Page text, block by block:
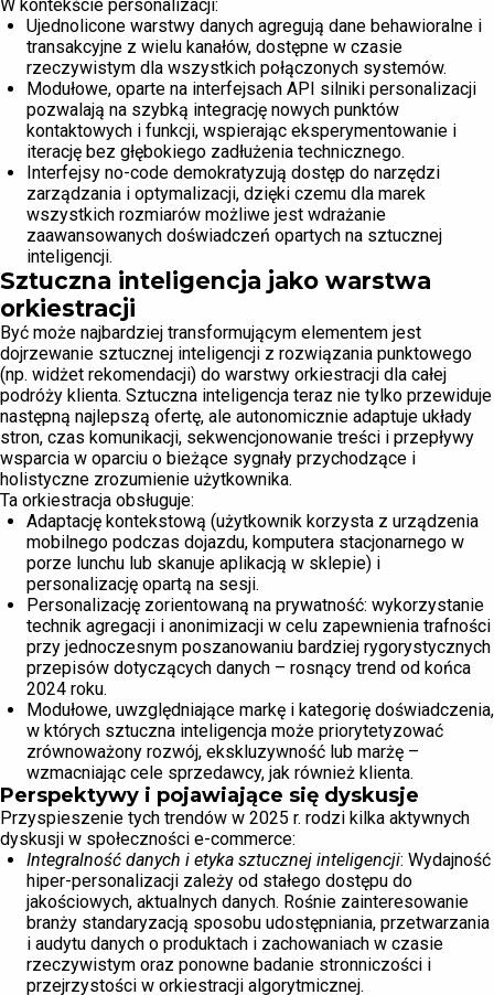
W kontekście personalizacji:
Ujednolicone warstwy danych agregują dane behawioralne i
transakcyjne z wielu kanałów, dostępne w czasie
rzeczywistym dla wszystkich połączonych systemów.
Modułowe, oparte na interfejsach API silniki personalizacji
pozwalają na szybką integrację nowych punktów
kontaktowych i funkcji, wspierając eksperymentowanie i
iterację bez głębokiego zadłużenia technicznego.
Interfejsy no-code demokratyzują dostęp do narzędzi
zarządzania i optymalizacji, dzięki czemu dla marek
wszystkich rozmiarów możliwe jest wdrażanie
zaawansowanych doświadczeń opartych na sztucznej
inteligencji.
Sztuczna inteligencja jako warstwa
orkiestracji
Być może najbardziej transformującym elementem jest
dojrzewanie sztucznej inteligencji z rozwiązania punktowego
(np. widżet rekomendacji) do warstwy orkiestracji dla całej
podróży klienta. Sztuczna inteligencja teraz nie tylko przewiduje
następną najlepszą ofertę, ale autonomicznie adaptuje układy
stron, czas komunikacji, sekwencjonowanie treści i przepływy
wsparcia w oparciu o bieżące sygnały przychodzące i
holistyczne zrozumienie użytkownika.
Ta orkiestracja obsługuje:
Adaptację kontekstową (użytkownik korzysta z urządzenia
mobilnego podczas dojazdu, komputera stacjonarnego w
porze lunchu lub skanuje aplikacją w sklepie) i
personalizację opartą na sesji.
Personalizację zorientowaną na prywatność: wykorzystanie
technik agregacji i anonimizacji w celu zapewnienia trafności
przy jednoczesnym poszanowaniu bardziej rygorystycznych
przepisów dotyczących danych – rosnący trend od końca
2024 roku.
Modułowe, uwzględniające markę i kategorię doświadczenia,
w których sztuczna inteligencja może priorytetyzować
zrównoważony rozwój, ekskluzywność lub marżę –
wzmacniając cele sprzedawcy, jak również klienta.
Perspektywy i pojawiające się dyskusje
Przyspieszenie tych trendów w 2025 r. rodzi kilka aktywnych
dyskusji w społeczności e-commerce:
Integralność danych i etyka sztucznej inteligencji: Wydajność
hiper-personalizacji zależy od stałego dostępu do
jakościowych, aktualnych danych. Rośnie zainteresowanie
branży standaryzacją sposobu udostępniania, przetwarzania
i audytu danych o produktach i zachowaniach w czasie
rzeczywistym oraz ponowne badanie stronniczości i
przejrzystości w orkiestracji algorytmicznej.